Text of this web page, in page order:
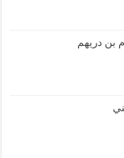
بن دريهم